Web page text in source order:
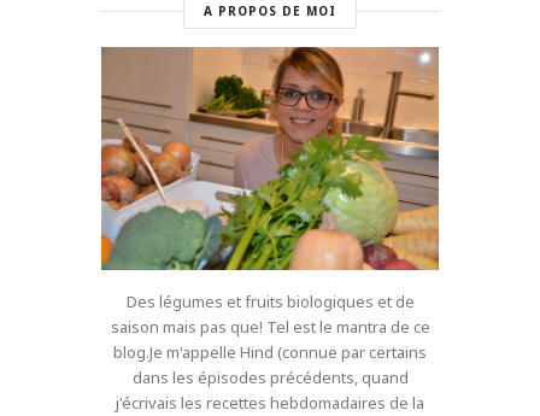
A PROPOS DE MOI
Des légumes et fruits biologiques et de
saison mais pas que! Tel est le mantra de ce
blog.Je m'appelle Hind (connue par certains
dans les épisodes précédents, quand
j'écrivais les recettes hebdomadaires de la